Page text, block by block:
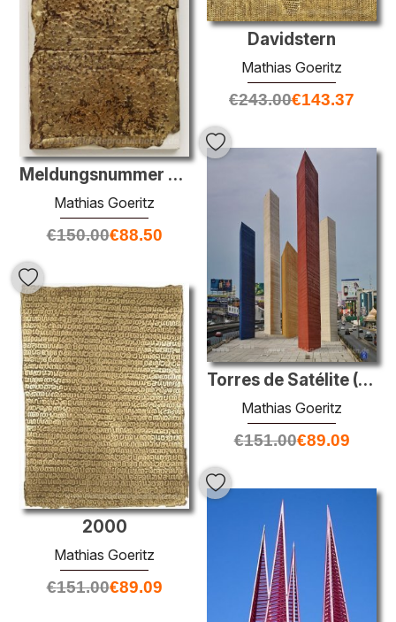
Davidstern
Mathias Goeritz
€243.00€143.37
Meldungsnummer 7B Prediger VII: 6
Mathias Goeritz
€150.00€88.50
Torres de Satélite (Zusammenarbeit mit Luis Barragán und Jesús R
Mathias Goeritz
€151.00€89.09
2000
Mathias Goeritz
€151.00€89.09